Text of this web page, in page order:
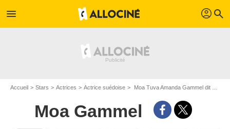
menu profil search
Accueil Stars Actrices Actrice suédoise Moa Tuva Amanda Gammel dit Moa Gammel
Moa Gammel